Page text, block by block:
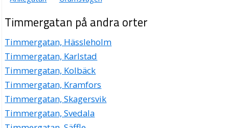
Timmergatan på andra orter
Timmergatan, Hässleholm
Timmergatan, Karlstad
Timmergatan, Kolbäck
Timmergatan, Kramfors
Timmergatan, Skagersvik
Timmergatan, Svedala